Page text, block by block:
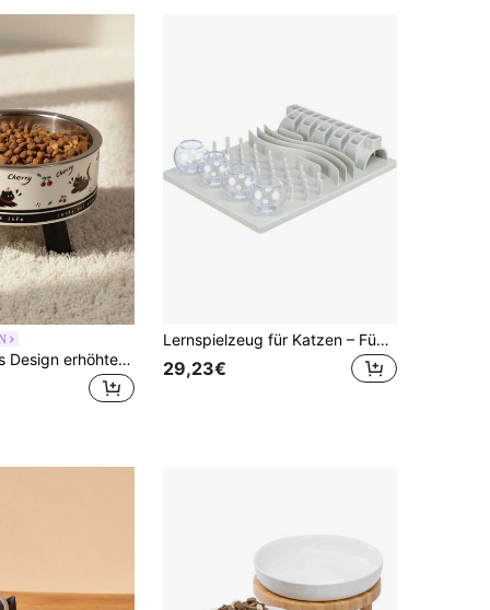
PETSIN Neues Design erhöhter Futternapf - Edelstahl Katzen- und Hundenäpfe für Futter & Wasser mit Nackenschutz, Futter-Napf für Katzen und Hunde mit Anti-Verschütten-Schutz
Lernspielzeug für Katzen – Fünfteiliges Lernspielzeug für Katzen – Fördert die sensorische Entwicklung und natürliches Verhalten – Inklusive Trainingsanleitung – Spülmaschinenfest – 30 x 40 cm
29,23€